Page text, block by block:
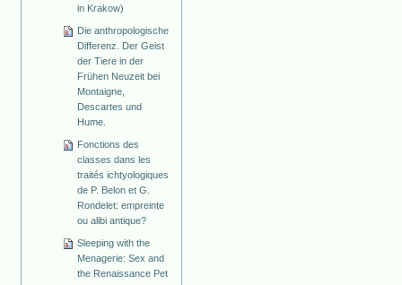
in Krakow)
Die anthropologische
Differenz. Der Geist
der Tiere in der
Frühen Neuzeit bei
Montaigne,
Descartes und
Hume.
Fonctions des
classes dans les
traités ichtyologiques
de P. Belon et G.
Rondelet: empreinte
ou alibi antique?
Sleeping with the
Menagerie: Sex and
the Renaissance Pet